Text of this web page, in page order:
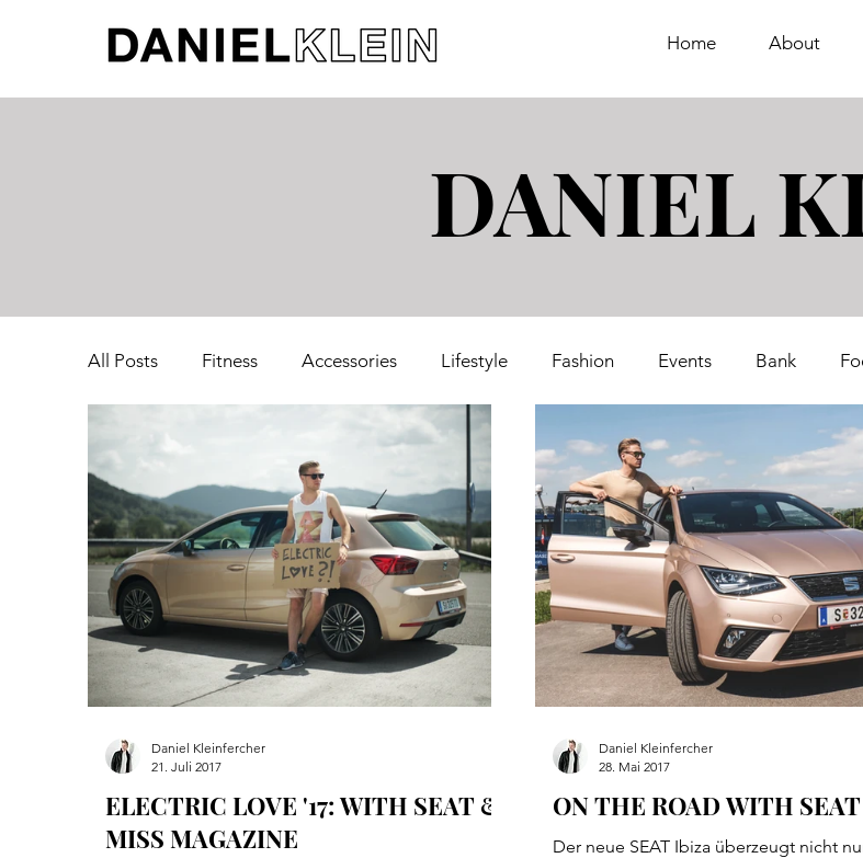
Home About
DANIEL
All Posts Fitness Accessories Lifestyle Fashion Events Bank
Beauty
ELECTRIC LOVE '17: WITH SEAT &
MISS MAGAZINE
Daniel Kleinfercher
21. Juli 2017
ON THE ROAD WITH SEAT
Der neue SEAT Ibiza überzeugt nicht
Daniel Kleinfercher
28. Mai 2017